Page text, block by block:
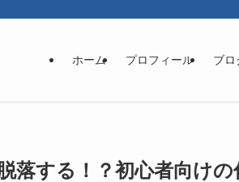
ホーム プロフィール ブロ
落する！？初心者向けの